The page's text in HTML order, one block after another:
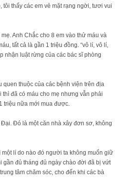
tôi thấy các em vẻ mặt rạng ngời, tươi vui
Anh Chắc cho 8 em vào thử máu và
tất cả là gần 1 triệu đồng. “vô lí, vô lí,
nhận luật rừng của các bác sĩ phòng
thuộc của các bệnh viện trên địa
đã có máu cho mẹ nhưng vẫn phải
triệu nữa mới mua được.
Đó là một căn nhà xây đơn sơ, không
lí do nào đó người ta không muốn giữ
gần đủ tháng đủ ngày chào đời đã bị vứt
tâm chăm sóc, cho đến khi các bà